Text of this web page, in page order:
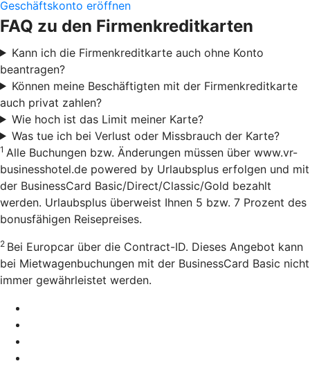
Geschäftskonto eröffnen
FAQ zu den Firmenkreditkarten
Kann ich die Firmenkreditkarte auch ohne Konto
beantragen?
Können meine Beschäftigten mit der Firmenkreditkarte
auch privat zahlen?
Wie hoch ist das Limit meiner Karte?
Was tue ich bei Verlust oder Missbrauch der Karte?
1 Alle Buchungen bzw. Änderungen müssen über www.vr-
businesshotel.de powered by Urlaubsplus erfolgen und mit
der BusinessCard Basic/Direct/Classic/Gold bezahlt
werden. Urlaubsplus überweist Ihnen 5 bzw. 7 Prozent des
bonusfähigen Reisepreises.
2 Bei Europcar über die Contract-ID. Dieses Angebot kann
bei Mietwagenbuchungen mit der BusinessCard Basic nicht
immer gewährleistet werden.